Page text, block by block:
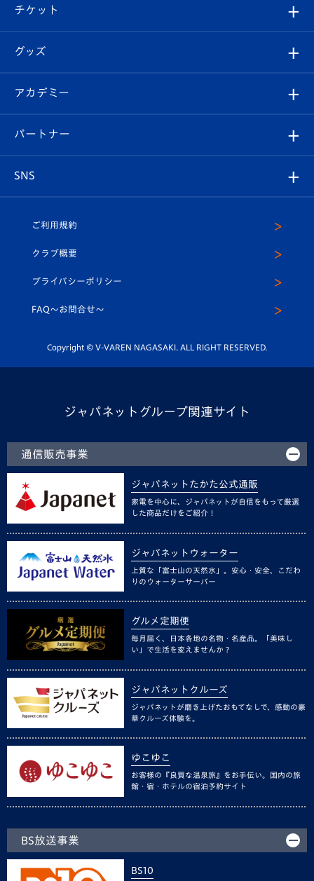
チケット
イベント
メディア
ホームタウン
エンブレム紹介
スタッフプロフィール
マスコット紹介
平和祈念活動
ホームタウン活動
はじめての観戦ガイド
Revive Team
ヴィヴィくんの長崎おもてなしガイド
試合日程/結果
フォトギャラリー
スタジアムグルメ
チケット
チケット
V-LOVERS（ファンクラブ）
プレイヤーズスイート
グッズ
オンラインショップ
店舗情報
アカデミー
育成からのお知らせ
U-18
スクール
パートナー
SNS
ヴィヴィくんインスタグラム
公式LINE＠
ご利用規約
クラブ概要
プライバシーポリシー
FAQ〜お問合せ〜
Copyright © V-VAREN NAGASAKI. ALL RIGHT RESERVED.
ジャパネットグループ関連サイト
通信販売事業
ジャパネットたかた公式通販
家電を中心に、ジャパネットが自信をもって厳選
した商品だけをご紹介！
ジャパネットウォーター
上質な「富士山の天然水」。安心・安全、こだわ
りのウォーターサーバー
グルメ定期便
毎月届く、日本各地の名物・名産品。「美味し
い」で生活を変えませんか？
ジャパネットクルーズ
ジャパネットが磨き上げたおもてなしで、感動の豪
華クルーズ体験を。
ゆこゆこ
お客様の『良質な温泉旅』をお手伝い。国内の旅
館・宿・ホテルの宿泊予約サイト
BS放送事業
BS10